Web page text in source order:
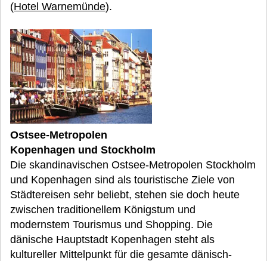
(Hotel Warnemünde).
Ostsee-Metropolen
Kopenhagen und Stockholm
Die skandinavischen Ostsee-Metropolen Stockholm
und Kopenhagen sind als touristische Ziele von
Städtereisen sehr beliebt, stehen sie doch heute
zwischen traditionellem Königstum und
modernstem Tourismus und Shopping. Die
dänische Hauptstadt Kopenhagen steht als
kultureller Mittelpunkt für die gesamte dänisch-